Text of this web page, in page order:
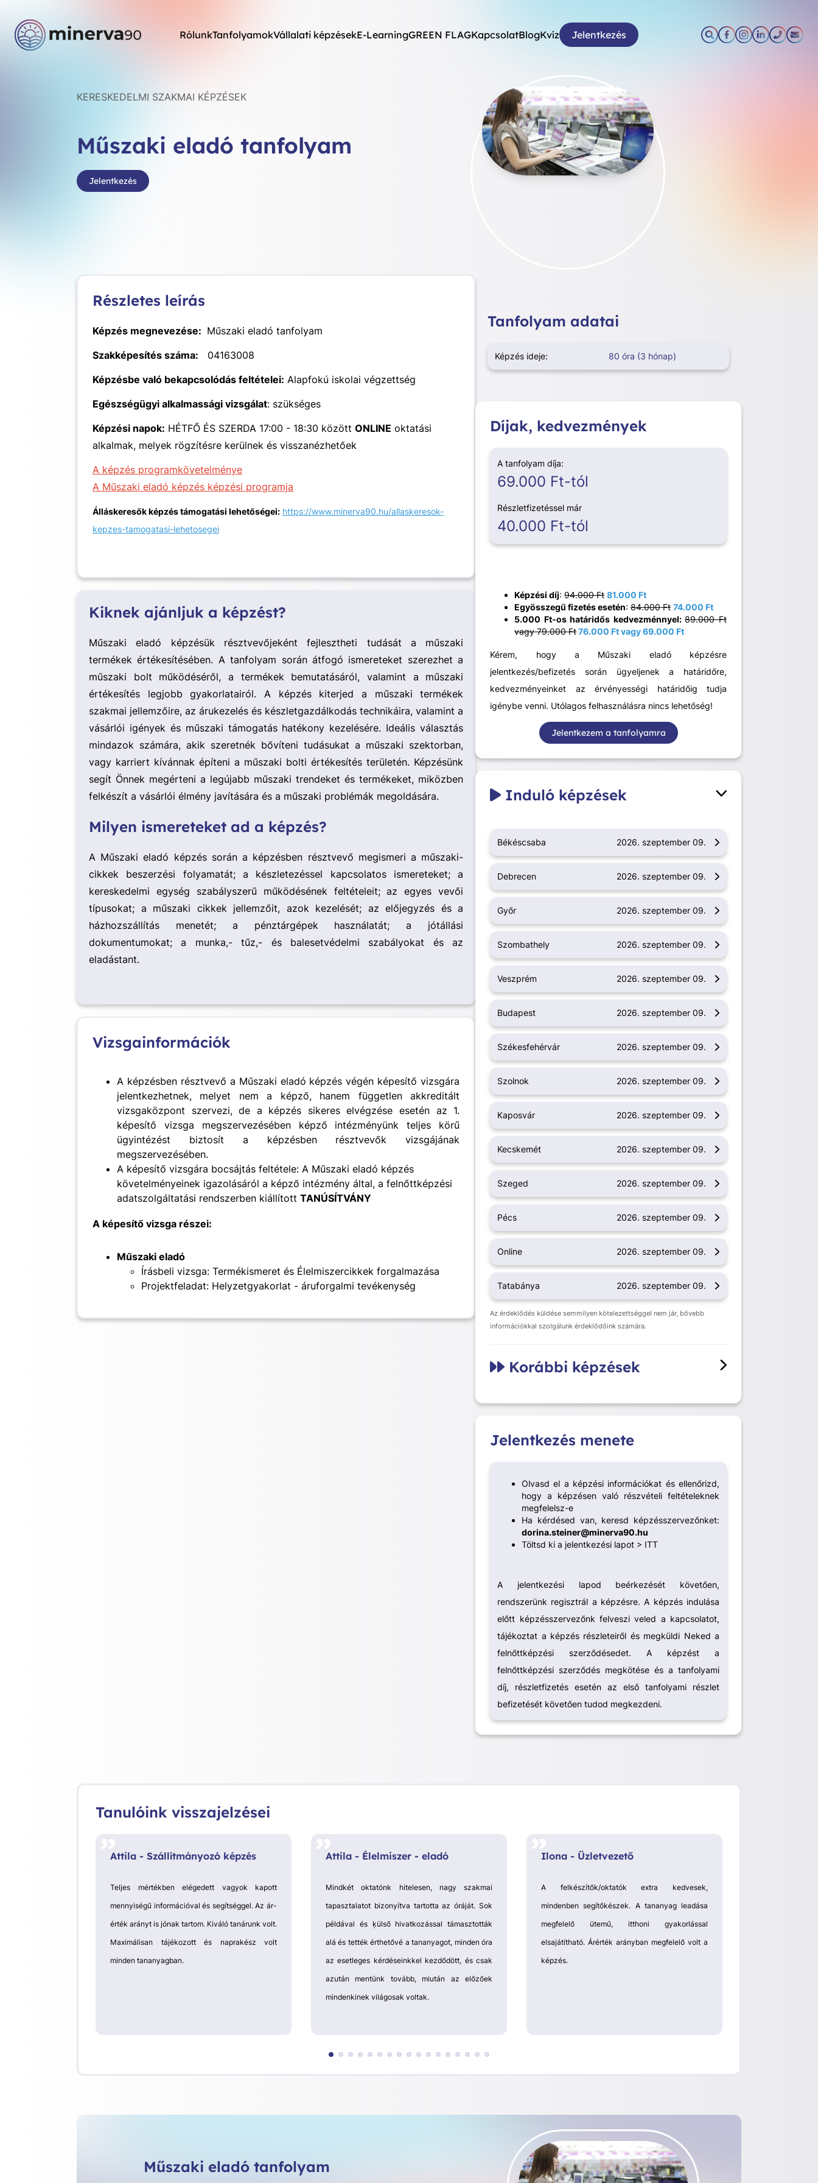
RólunkTanfolyamokVállalati képzésekE-LearningGREEN FLAGKapcsolatBlogKvíz Jelentkezés
KERESKEDELMI SZAKMAI KÉPZÉSEK
Műszaki eladó tanfolyam
Jelentkezés
Részletes leírás
Képzés megnevezése: Műszaki eladó tanfolyam
Szakképesítés száma: 04163008
Képzésbe való bekapcsolódás feltételei: Alapfokú iskolai végzettség
Egészségügyi alkalmassági vizsgálat: szükséges
Képzési napok: HÉTFŐ ÉS SZERDA 17:00 - 18:30 között ONLINE oktatási
alkalmak, melyek rögzítésre kerülnek és visszanézhetőek
A képzés programkövetelménye
A Műszaki eladó képzés képzési programja
Álláskeresők képzés támogatási lehetőségei: https://www.minerva90.hu/allaskeresok-
kepzes-tamogatasi-lehetosegei
Kiknek ajánljuk a képzést?
Műszaki eladó képzésük résztvevőjeként fejlesztheti tudását a műszaki
termékek értékesítésében. A tanfolyam során átfogó ismereteket szerezhet a
műszaki bolt működéséről, a termékek bemutatásáról, valamint a műszaki
értékesítés legjobb gyakorlatairól. A képzés kiterjed a műszaki termékek
szakmai jellemzőire, az árukezelés és készletgazdálkodás technikáira, valamint a
vásárlói igények és műszaki támogatás hatékony kezelésére. Ideális választás
mindazok számára, akik szeretnék bővíteni tudásukat a műszaki szektorban,
vagy karriert kívánnak építeni a műszaki bolti értékesítés területén. Képzésünk
segít Önnek megérteni a legújabb műszaki trendeket és termékeket, miközben
felkészít a vásárlói élmény javítására és a műszaki problémák megoldására.
Milyen ismereteket ad a képzés?
A Műszaki eladó képzés során a képzésben résztvevő megismeri a műszaki-
cikkek beszerzési folyamatát; a készletezéssel kapcsolatos ismereteket; a
kereskedelmi egység szabályszerű működésének feltételeit; az egyes vevői
típusokat; a műszaki cikkek jellemzőit, azok kezelését; az előjegyzés és a
házhozszállítás menetét; a pénztárgépek használatát; a jótállási
dokumentumokat; a munka,- tűz,- és balesetvédelmi szabályokat és az
eladástant.
Vizsgainformációk
A képzésben résztvevő a Műszaki eladó képzés végén képesítő vizsgára
jelentkezhetnek, melyet nem a képző, hanem független akkreditált
vizsgaközpont szervezi, de a képzés sikeres elvégzése esetén az 1.
képesítő vizsga megszervezésében képző intézményünk teljes körű
ügyintézést biztosít a képzésben résztvevők vizsgájának
megszervezésében.
A képesítő vizsgára bocsájtás feltétele: A Műszaki eladó képzés
követelményeinek igazolásáról a képző intézmény által, a felnőttképzési
adatszolgáltatási rendszerben kiállított TANÚSÍTVÁNY
A képesítő vizsga részei:
Műszaki eladó
Írásbeli vizsga: Termékismeret és Élelmiszercikkek forgalmazása
Projektfeladat: Helyzetgyakorlat - áruforgalmi tevékenység
Tanfolyam adatai
Képzés ideje: 80 óra (3 hónap)
Díjak, kedvezmények
A tanfolyam díja:
69.000 Ft-tól
Részletfizetéssel már
40.000 Ft-tól
Képzési díj:94.000 Ft 81.000 Ft
Egyösszegű fizetés esetén:84.000 Ft 74.000 Ft
5.000 Ft-os határidős kedvezménnyel:89.000 Ft
vagy 79.000 Ft76.000 Ft vagy 69.000 Ft
Kérem, hogy a Műszaki eladó képzésre
jelentkezés/befizetés során ügyeljenek a határidőre,
kedvezményeinket az érvényességi határidőig tudja
igénybe venni. Utólagos felhasználásra nincs lehetőség!
Jelentkezem a tanfolyamra
Induló képzések
Békéscsaba 2026. szeptember 09.
Debrecen 2026. szeptember 09.
Győr 2026. szeptember 09.
Szombathely 2026. szeptember 09.
Veszprém 2026. szeptember 09.
Budapest 2026. szeptember 09.
Székesfehérvár 2026. szeptember 09.
Szolnok 2026. szeptember 09.
Kaposvár 2026. szeptember 09.
Kecskemét 2026. szeptember 09.
Szeged 2026. szeptember 09.
Pécs 2026. szeptember 09.
Online 2026. szeptember 09.
Tatabánya 2026. szeptember 09.
Az érdeklődés küldése semmilyen kötelezettséggel nem jár, bővebb
információkkal szolgálunk érdeklődőink számára.
Korábbi képzések
Jelentkezés menete
Olvasd el a képzési információkat és ellenőrizd,
hogy a képzésen való részvételi feltételeknek
megfelelsz-e
Ha kérdésed van, keresd képzésszervezőnket:
dorina.steiner@minerva90.hu
Töltsd ki a jelentkezési lapot > ITT
A jelentkezési lapod beérkezését követően,
rendszerünk regisztrál a képzésre. A képzés indulása
előtt képzésszervezőnk felveszi veled a kapcsolatot,
tájékoztat a képzés részleteiről és megküldi Neked a
felnőttképzési szerződésedet. A képzést a
felnőttképzési szerződés megkötése és a tanfolyami
díj, részletfizetés esetén az első tanfolyami részlet
befizetését követően tudod megkezdeni.
Tanulóink visszajelzései
Attila - Szállítmányozó képzés
Teljes mértékben elégedett vagyok kapott
mennyiségű információval és segítséggel. Az ár-
érték arányt is jónak tartom. Kiváló tanárunk volt.
Maximálisan tájékozott és naprakész volt
minden tananyagban.
Attila - Élelmiszer - eladó
Mindkét oktatónk hitelesen, nagy szakmai
tapasztalatot bizonyítva tartotta az óráját. Sok
példával és ķülső hivatkozással támasztották
alá és tették érthetővé a tananyagot, minden óra
az esetleges kérdéseinkkel kezdődött, és csak
azután mentünk tovább, miután az előzőek
mindenkinek világosak voltak.
Ilona - Üzletvezető
A felkészítők/oktatók extra kedvesek,
mindenben segítőkészek. A tananyag leadása
megfelelő ütemű, itthoni gyakorlással
elsajátítható. Árérték arányban megfelelő volt a
képzés.
Műszaki eladó tanfolyam